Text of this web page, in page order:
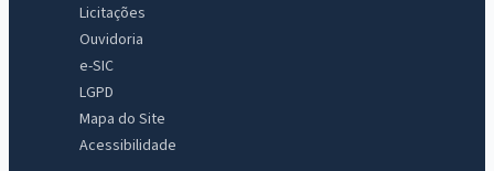
Licitações
Ouvidoria
e-SIC
LGPD
Mapa do Site
Acessibilidade
Licitações abertas